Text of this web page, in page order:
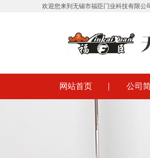
欢迎您来到无锡市福臣门业科技有限公
网站首页 公司